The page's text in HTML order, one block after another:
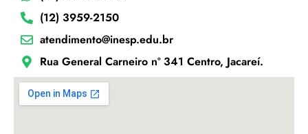
(12) 3959-2150
atendimento@inesp.edu.br
Rua General Carneiro nº 341 Centro, Jacareí.